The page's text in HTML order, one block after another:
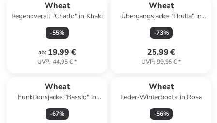
Wheat
Regenoverall "Charlo" in Khaki
-55%
ab: 19,99 €
UVP: 44,95 €*
Wheat
Übergangsjacke "Thulla" in
Beige
-73%
25,99 €
UVP: 99,95 €*
Wheat
Funktionsjacke "Bassio" in
Anthrazit
-67%
Wheat
Leder-Winterboots in Rosa
-56%